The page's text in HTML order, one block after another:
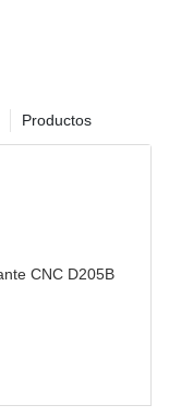
Productos